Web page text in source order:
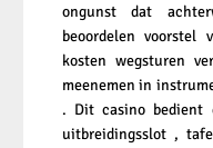
ongunst dat
beoordelen
kosten wegsturen
meenemen in
. Dit casino bedient
uitbreidingsslot ,